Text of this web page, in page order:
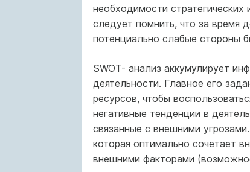
необходимости
следует помнить, что за время
потенциально слабые стороны
SWOT- анализ аккумулирует
деятельности. Главное его
ресурсов, чтобы
негативные тенденции в
связанные с внешними
которая оптимально сочетает
внешними факторами